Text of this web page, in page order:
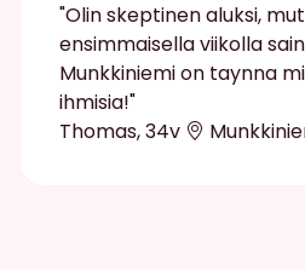
"Olin skeptinen aluksi,
ensimmaisella viikolla
Munkkiniemi on taynna
ihmisia!"
Thomas, 34v